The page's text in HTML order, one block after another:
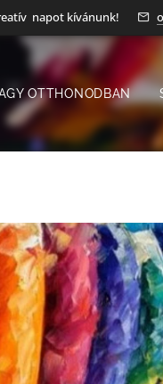
napot kívánunk!
OTTHONODBAN